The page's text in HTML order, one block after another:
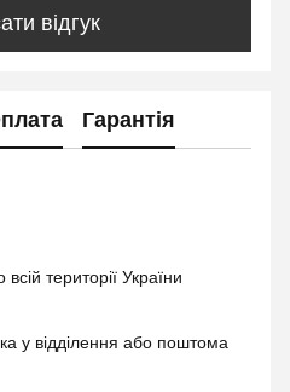
відгук
Гарантія
території України
у відділення або поштома